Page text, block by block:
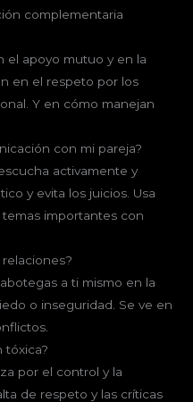
complementaria
el apoyo mutuo y en la
en el respeto por los
Y en cómo manejan
con mi pareja?
activamente y
y evita los juicios. Usa
importantes con
a ti mismo en la
o inseguridad. Se ve en
tóxica?
por el control y la
de respeto y las críticas